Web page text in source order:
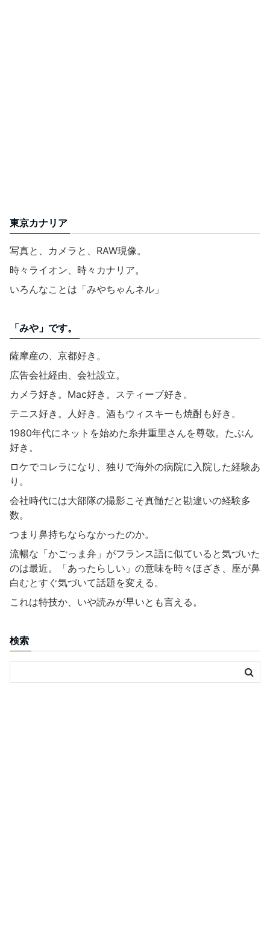
東京カナリア
写真と、カメラと、RAW現像。
時々ライオン、時々カナリア。
いろんなことは「みやちゃんネル」
「みや」です。
薩摩産の、京都好き。
広告会社経由、会社設立。
カメラ好き。Mac好き。スティーブ好き。
テニス好き。人好き。酒もウィスキーも焼酎も好き。
1980年代にネットを始めた糸井重里さんを尊敬。たぶん
好き。
ロケでコレラになり、独りで海外の病院に入院した経験あ
り。
会社時代には大部隊の撮影こそ真髄だと勘違いの経験多
数。
つまり鼻持ちならなかったのか。
流暢な「かごっま弁」がフランス語に似ていると気づいた
のは最近。「あったらしい」の意味を時々ほざき、座が鼻
白むとすぐ気づいて話題を変える。
これは特技か、いや読みが早いとも言える。
検索